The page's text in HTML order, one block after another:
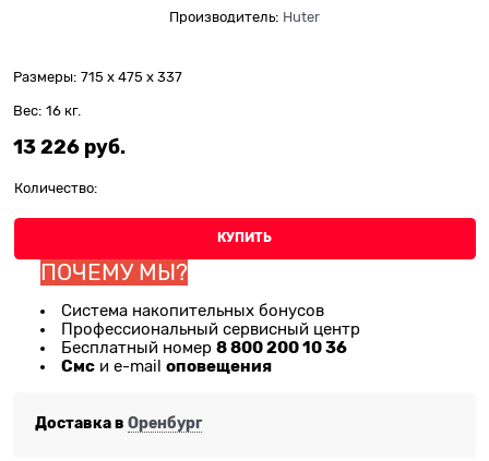
Производитель: Huter
Размеры: 715 x 475 x 337
Вес: 16 кг.
13 226 руб.
Количество:
КУПИТЬ
ПОЧЕМУ МЫ?
Система накопительных бонусов
Профессиональный сервисный центр
Бесплатный номер 8 800 200 10 36
Смс и e-mail оповещения
Доставка в Оренбург